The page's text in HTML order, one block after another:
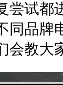
尝试都
同品牌
会教大